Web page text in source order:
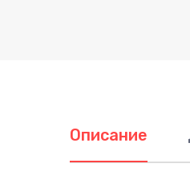
Описание